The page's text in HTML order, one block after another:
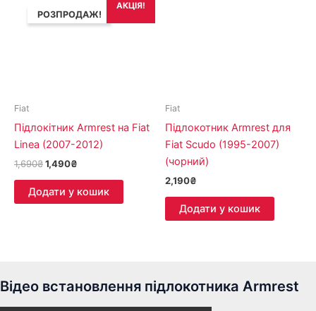
АКЦІЯ!
РОЗПРОДАЖ!
Fiat
Підлокітник Armrest на Fiat
Linea (2007-2012)
1,690₴
ціна:
1,690₴.
1,490₴
ціна:
1,490₴.
Додати у кошик
Fiat
Підлокотник Armrest для
Fiat Scudo (1995-2007)
(чорний)
2,190₴
Додати у кошик
Відео встановлення підлокотника Armrest